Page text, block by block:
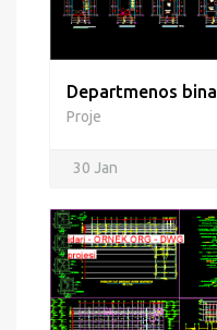
Departmenos bina
Proje
30 Jan